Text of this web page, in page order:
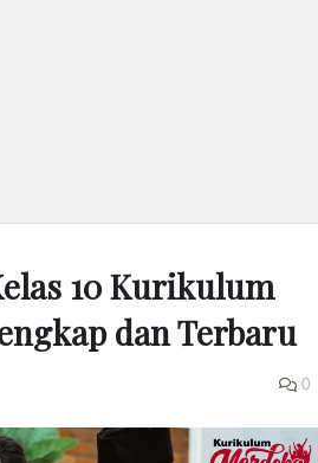
10 Kurikulum
dan Terbaru
0